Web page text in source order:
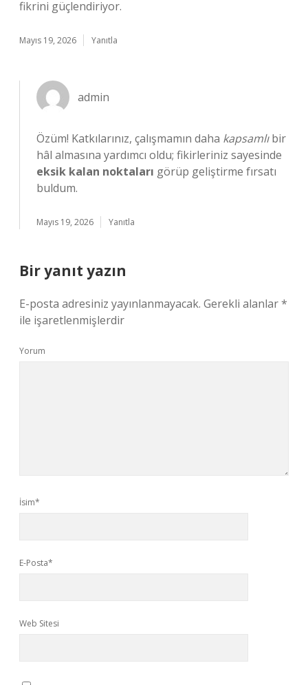
fikrini güçlendiriyor.
Mayıs 19, 2026 Yanıtla
admin
Özüm! Katkılarınız, çalışmamın daha kapsamlıbir
hâl almasına yardımcı oldu; fikirleriniz sayesinde
eksik kalan noktaları görüp geliştirme fırsatı
buldum.
Mayıs 19, 2026 Yanıtla
Bir yanıt yazın
E-posta adresiniz yayınlanmayacak. Gerekli alanlar*
ile işaretlenmişlerdir
Yorum
İsim*
E-Posta*
Web Sitesi